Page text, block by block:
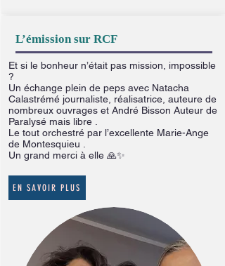
L’émission sur RCF
Et si le bonheur n’était pas mission, impossible
?
Un échange plein de peps avec Natacha
Calastrémé journaliste, réalisatrice, auteure de
nombreux ouvrages et André Bisson Auteur de
Paralysé mais libre .
Le tout orchestré par l’excellente Marie-Ange
de Montesquieu .
Un grand merci à elle 🙏✨
EN SAVOIR PLUS